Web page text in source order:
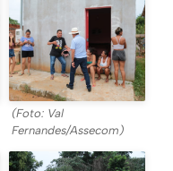
(Foto: Val
Fernandes/Assecom)